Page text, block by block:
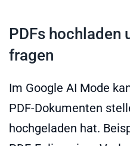
PDFs hochladen
fragen
Im Google AI Mode
PDF-Dokumenten
hochgeladen hat.